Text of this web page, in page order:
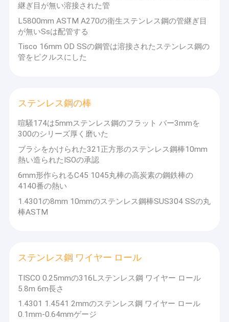
家へ
製品
継ぎ目が無い溶接された管
L5800mm ASTM A270の衛生ステンレス鋼の管継ぎ目
が無いSsは配管する
Tisco 16mm OD SSの鋼管は溶接されたステンレス鋼の
管をピクルスにした
ステンレス鋼の棒
喧騒174は5mmステンレス鋼のフラット バー3mmを
300のシリーズ厚く磨いた
ブラシをかけられた321正方形のステンレス鋼棒10mm
熱い造られたISOの承認
6mm形作られるC45 1045丸棒の高炭素の鋼鉄棒の
4140番の熱い
1.4301の8mm 10mmのステンレス鋼棒SUS304 SSの丸
棒ASTM
ステンレス鋼 ワイヤー ロール
TISCO 0.25mmの316Lステンレス鋼 ワイヤー ロール
5.8m 6m長さ
1.4301 1.4541 2mmのステンレス鋼 ワイヤー ロール
0.1mm-0.64mmゲージ
プ、管、付属品、フランジ、角度、棒、正方形の鋼鉄のようなさ
まざまなステンレス鋼項目の供給をもっと専門にし。私達の協同